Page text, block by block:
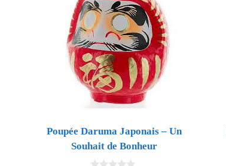
Poupée Daruma Japonais – Un
Souhait de Bonheur